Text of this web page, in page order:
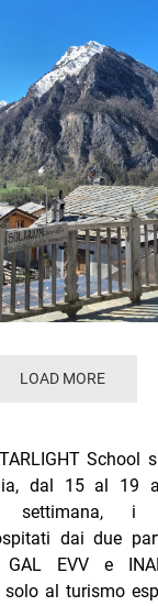
LOAD MORE
School
dal 15 al 19
settimana, i
dai due
GAL EVV e
al turismo